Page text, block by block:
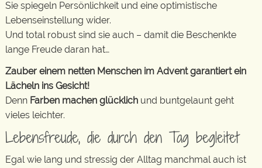
Sie spiegeln Persönlichkeit und eine optimistische
Lebenseinstellung wider.
Und total robust sind sie auch – damit die Beschenkte
lange Freude daran hat…
Zauber einem netten Menschen im Advent garantiert ein
Lächeln ins Gesicht!
Denn Farben machen glücklich und buntgelaunt geht
vieles leichter.
Lebensfreude, die durch den Tag begleitet
Egal wie lang und stressig der Alltag manchmal auch ist